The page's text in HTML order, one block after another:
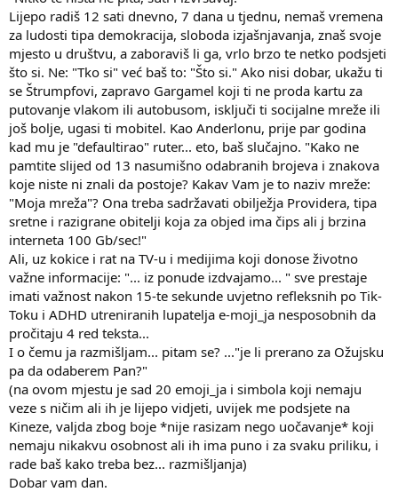
Lijepo radiš 12 sati dnevno, 7 dana u tjednu, nemaš vremena
za ludosti tipa demokracija, sloboda izjašnjavanja, znaš svoje
mjesto u društvu, a zaboraviš li ga, vrlo brzo te netko podsjeti
što si. Ne: "Tko si" već baš to: "Što si." Ako nisi dobar, ukažu ti
se Štrumpfovi, zapravo Gargamel koji ti ne proda kartu za
putovanje vlakom ili autobusom, isključi ti socijalne mreže ili
još bolje, ugasi ti mobitel. Kao Anderlonu, prije par godina
kad mu je "defaultirao" ruter... eto, baš slučajno. "Kako ne
pamtite slijed od 13 nasumišno odabranih brojeva i znakova
koje niste ni znali da postoje? Kakav Vam je to naziv mreže:
"Moja mreža"? Ona treba sadržavati obilježja Providera, tipa
sretne i razigrane obitelji koja za objed ima čips ali j brzina
interneta 100 Gb/sec!"
Ali, uz kokice i rat na TV-u i medijima koji donose životno
važne informacije: "... iz ponude izdvajamo... " sve prestaje
imati važnost nakon 15-te sekunde uvjetno refleksnih po Tik-
Toku i ADHD utreniranih lupatelja e-moji_ja nesposobnih da
pročitaju 4 red teksta...
I o čemu ja razmišljam... pitam se? ..."je li prerano za Ožujsku
pa da odaberem Pan?"
(na ovom mjestu je sad 20 emoji_ja i simbola koji nemaju
veze s ničim ali ih je lijepo vidjeti, uvijek me podsjete na
Kineze, valjda zbog boje *nije rasizam nego uočavanje* koji
nemaju nikakvu osobnost ali ih ima puno i za svaku priliku, i
rade baš kako treba bez... razmišljanja)
Dobar vam dan.